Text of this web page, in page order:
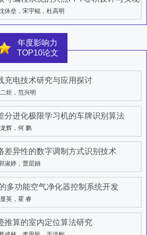
休垒，宋宇鲲，杜高明
年度影响力
TOP10论文
充电技术研究与应用探讨
炬，范兴明
分进化极限学习机的车牌识别算法
辉，何 鹏
差异性的数字调制方式识别技术
淑婷，贾层娟
多功能空气净化器控制系统开发
英，霍 睿
推算的室内定位算法研究